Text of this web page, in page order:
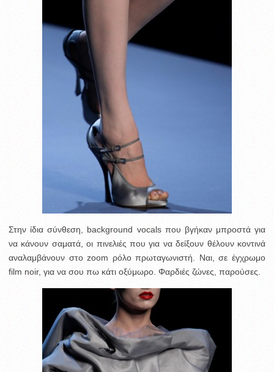
Στην ίδια σύνθεση, background vocals που βγήκαν μπροστά για
να κάνουν σαματά, οι πινελιές που για να δείξουν θέλουν κοντινά
αναλαμβάνουν στο zoom ρόλο πρωταγωνιστή. Ναι, σε έγχρωμο
film noir, για να σου πω κάτι οξύμωρο. Φαρδιές ζώνες, παρούσες.